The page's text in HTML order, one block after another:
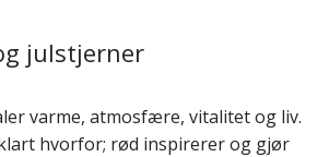
julstjerner
varme, atmosfære, vitalitet og liv.
hvorfor; rød inspirerer og gjør